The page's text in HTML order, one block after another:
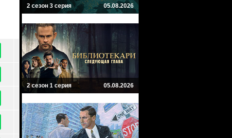
2 сезон 3 серия 05.08.2026
2 сезон 1 серия 05.08.2026